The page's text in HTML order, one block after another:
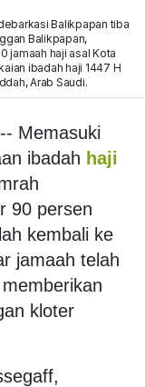
Balikpapan tiba
Balikpapan,
jamaah haji asal Kota
ibadah haji 1447 H
Arab Saudi.
Memasuki
ibadah haji
90 persen
kembali ke
jamaah telah
kloter